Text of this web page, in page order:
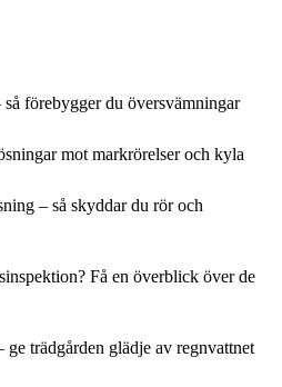
förebygger du översvämningar
mot markrörelser och kyla
– så skyddar du rör och
Få en överblick över de
trädgården glädje av regnvattnet